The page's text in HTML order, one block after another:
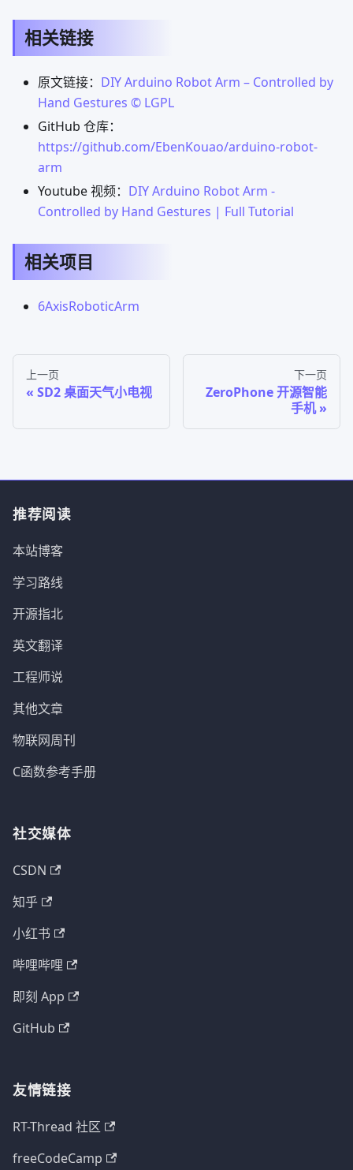
相关链接
原文链接： DIY Arduino Robot Arm – Controlled by
Hand Gestures © LGPL
GitHub 仓库：
https://github.com/EbenKouao/arduino-robot-
arm
Youtube 视频： DIY Arduino Robot Arm -
Controlled by Hand Gestures | Full Tutorial
相关项目
6AxisRoboticArm
上一页
SD2 桌面天气小电视
下一页
ZeroPhone 开源智能
手机
推荐阅读
本站博客
学习路线
开源指北
英文翻译
工程师说
其他文章
物联网周刊
C函数参考手册
社交媒体
CSDN
知乎
小红书
哔哩哔哩
即刻 App
GitHub
友情链接
RT-Thread 社区
freeCodeCamp